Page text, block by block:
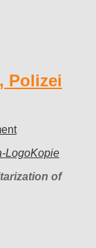
Polizei
of